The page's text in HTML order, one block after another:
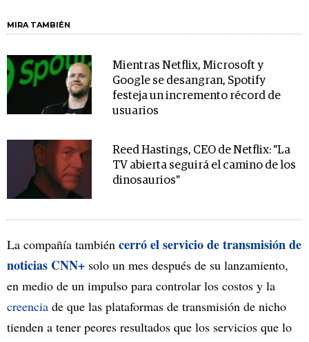
MIRA TAMBIÉN
Mientras Netflix, Microsoft y
Google se desangran, Spotify
festeja un incremento récord de
usuarios
Reed Hastings, CEO de Netflix: "La
TV abierta seguirá el camino de los
dinosaurios"
La compañía también cerró el servicio de transmisión de
noticias CNN+ solo un mes después de su lanzamiento,
en medio de un impulso para controlar los costos y la
creencia de que las plataformas de transmisión de nicho
tienden a tener peores resultados que los servicios que lo